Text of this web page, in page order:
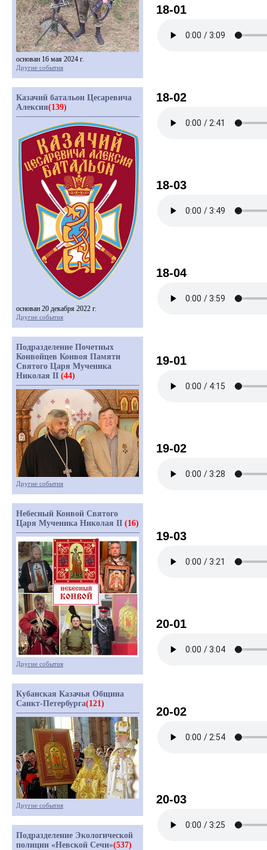
18-01
18-02
18-03
18-04
19-01
19-02
19-03
20-01
20-02
20-03
основан 16 мая 2024 г.
Другие события
Казачий батальон Цесаревича
Алексия(139)
основан 20 декабря 2022 г.
Другие события
Подразделение Почетных
Конвойцев Конвоя Памяти
Святого Царя Мученика
Николая II (44)
Другие события
Небесный Конвой Святого
Царя Мученика Николая II (16)
Другие события
Кубанская Казачья Община
Санкт-Петербурга(121)
Другие события
Подразделение Экологической
полиции «Невской Сечи»(537)